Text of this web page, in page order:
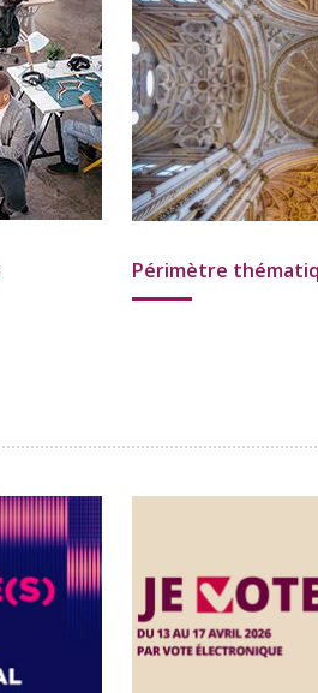
Périmètre